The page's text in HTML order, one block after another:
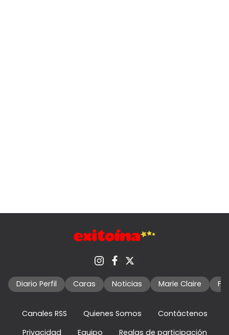
Diario Perfil Caras Noticias Marie Claire
Canales RSS Quienes Somos
Contáctenos
Privacidad
Equipo Reglas de participación